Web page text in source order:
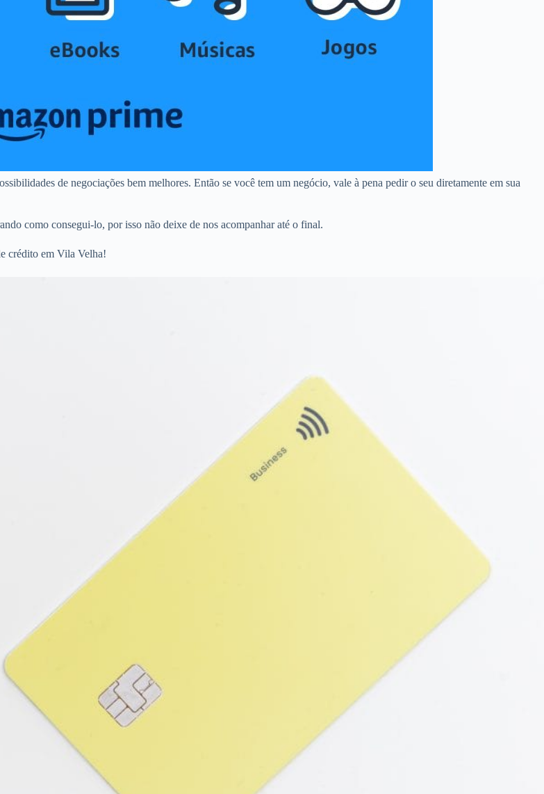
de negociações bem melhores. Então se você tem um negócio, vale à pena pedir o seu diretamente em sua
como consegui-lo, por isso não deixe de nos acompanhar até o final.
crédito em Vila Velha!